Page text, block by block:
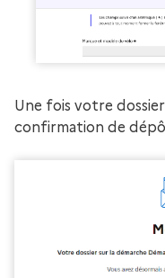
Une fois votre
confirmation de